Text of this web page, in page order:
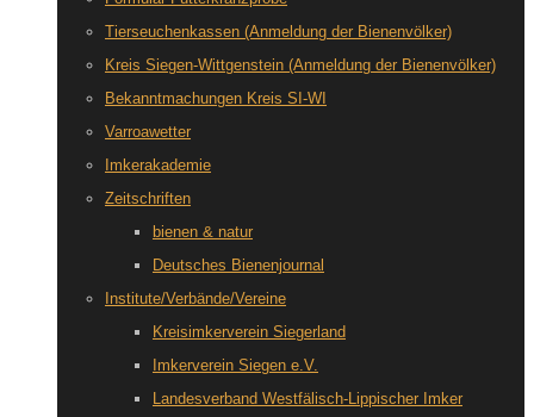
Tierseuchenkassen (Anmeldung der Bienenvölker)
Kreis Siegen-Wittgenstein (Anmeldung der Bienenvölker)
Bekanntmachungen Kreis SI-WI
Varroawetter
Imkerakademie
Zeitschriften
bienen & natur
Deutsches Bienenjournal
Institute/Verbände/Vereine
Kreisimkerverein Siegerland
Imkerverein Siegen e.V.
Landesverband Westfälisch-Lippischer Imker